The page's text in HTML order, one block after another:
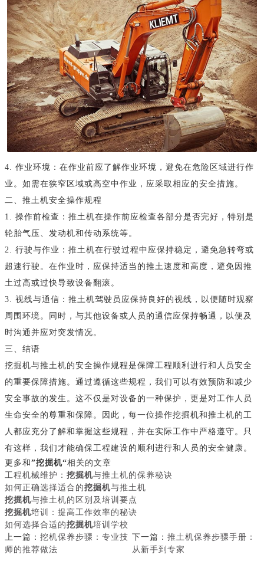
4. 作业环境：在作业前应了解作业环境，避免在危险区域进行作
业。如需在狭窄区域或高空中作业，应采取相应的安全措施。
二、推土机安全操作规程
1. 操作前检查：推土机在操作前应检查各部分是否完好，特别是
轮胎气压、发动机和传动系统等。
2. 行驶与作业：推土机在行驶过程中应保持稳定，避免急转弯或
超速行驶。在作业时，应保持适当的推土速度和高度，避免因推
土过高或过快导致设备翻滚。
3. 视线与通信：推土机驾驶员应保持良好的视线，以便随时观察
周围环境。同时，与其他设备或人员的通信应保持畅通，以便及
时沟通并应对突发情况。
三、结语
挖掘机与推土机的安全操作规程是保障工程顺利进行和人员安全
的重要保障措施。通过遵循这些规程，我们可以有效预防和减少
安全事故的发生。这不仅是对设备的一种保护，更是对工作人员
生命安全的尊重和保障。因此，每一位操作挖掘机和推土机的工
人都应充分了解和掌握这些规程，并在实际工作中严格遵守。只
有这样，我们才能确保工程建设的顺利进行和人员的安全健康。
更多和 ”挖掘机“相关的文章
工程机械维护： 挖掘机与推土机的保养秘诀
如何正确选择适合的挖掘机与推土机
挖掘机与推土机的区别及培训要点
挖掘机培训：提高工作效率的秘诀
如何选择合适的挖掘机培训学校
上一篇： 挖机保养步骤：专业技
师的推荐做法
下一篇： 推土机保养步骤手册：
从新手到专家